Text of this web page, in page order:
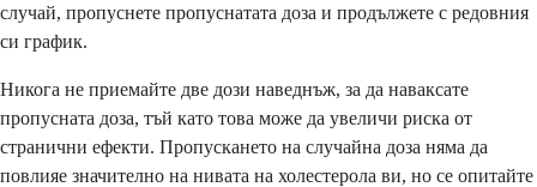
случай, пропуснете пропуснатата доза и продължете с редовния
си график.
Никога не приемайте две дози наведнъж, за да наваксате
пропусната доза, тъй като това може да увеличи риска от
странични ефекти. Пропускането на случайна доза няма да
повлияе значително на нивата на холестерола ви, но се опитайте